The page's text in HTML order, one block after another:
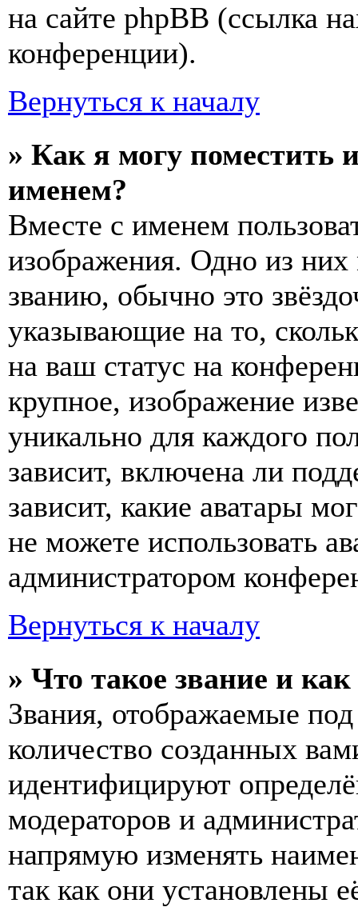
на сайте phpBB (ссылка
конференции).
Вернуться к началу
» Как я могу поместить
именем?
Вместе с именем
изображения. Одно из
званию, обычно это
указывающие на то,
на ваш статус на
крупное, изображение
уникально для каждого
зависит, включена ли
зависит, какие аватары
не можете использовать
администратором
Вернуться к началу
» Что такое звание и
Звания, отображаемые
количество созданных
идентифицируют
модераторов и
напрямую изменять
так как они установлены